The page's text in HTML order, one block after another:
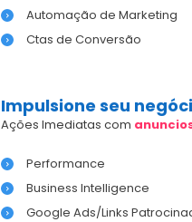
Automação de Marketing
Ctas de Conversão
Impulsione seu
Ações Imediatas com
Performance
Business Intelligence
Google Ads/Links